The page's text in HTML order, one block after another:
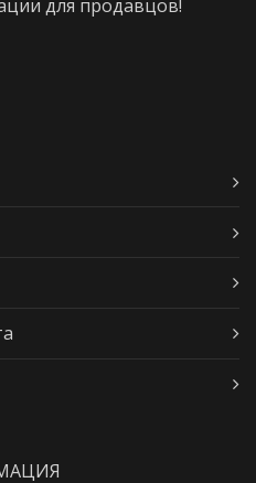
для продавцов!